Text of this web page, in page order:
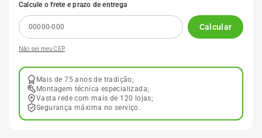
Calcule o frete e prazo de entrega
Calcular
Não sei meu CEP
Mais de 75 anos de tradição;
Montagem técnica especializada;
Vasta rede com mais de 120 lojas;
Segurança máxima no serviço.
10º Pneu